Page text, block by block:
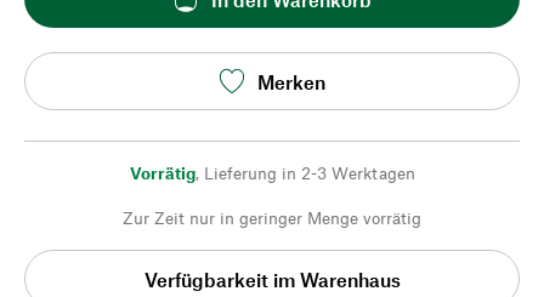
Merken
Vorrätig, Lieferung in 2-3 Werktagen
Zur Zeit nur in geringer Menge vorrätig
Verfügbarkeit im Warenhaus